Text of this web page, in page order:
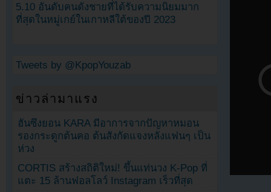
5.10 อันดับคนดังชายที่ได้รับความนิยมมาก
ที่สุดในหมู่เกย์ในเกาหลีใต้ของปี 2023
Tweets by @KpopYouzab
ข่าวล่ามาแรง
ฮันซึงยอน KARA มีอาการจากปัญหาหมอน
รองกระดูกต้นคอ ต้นสังกัดแจงหลังแฟนๆ เป็น
ห่วง
CORTIS สร้างสถิติใหม่! ขึ้นแท่นวง K-Pop ที่
แตะ 15 ล้านฟอลโลว์ Instagram เร็วที่สุด